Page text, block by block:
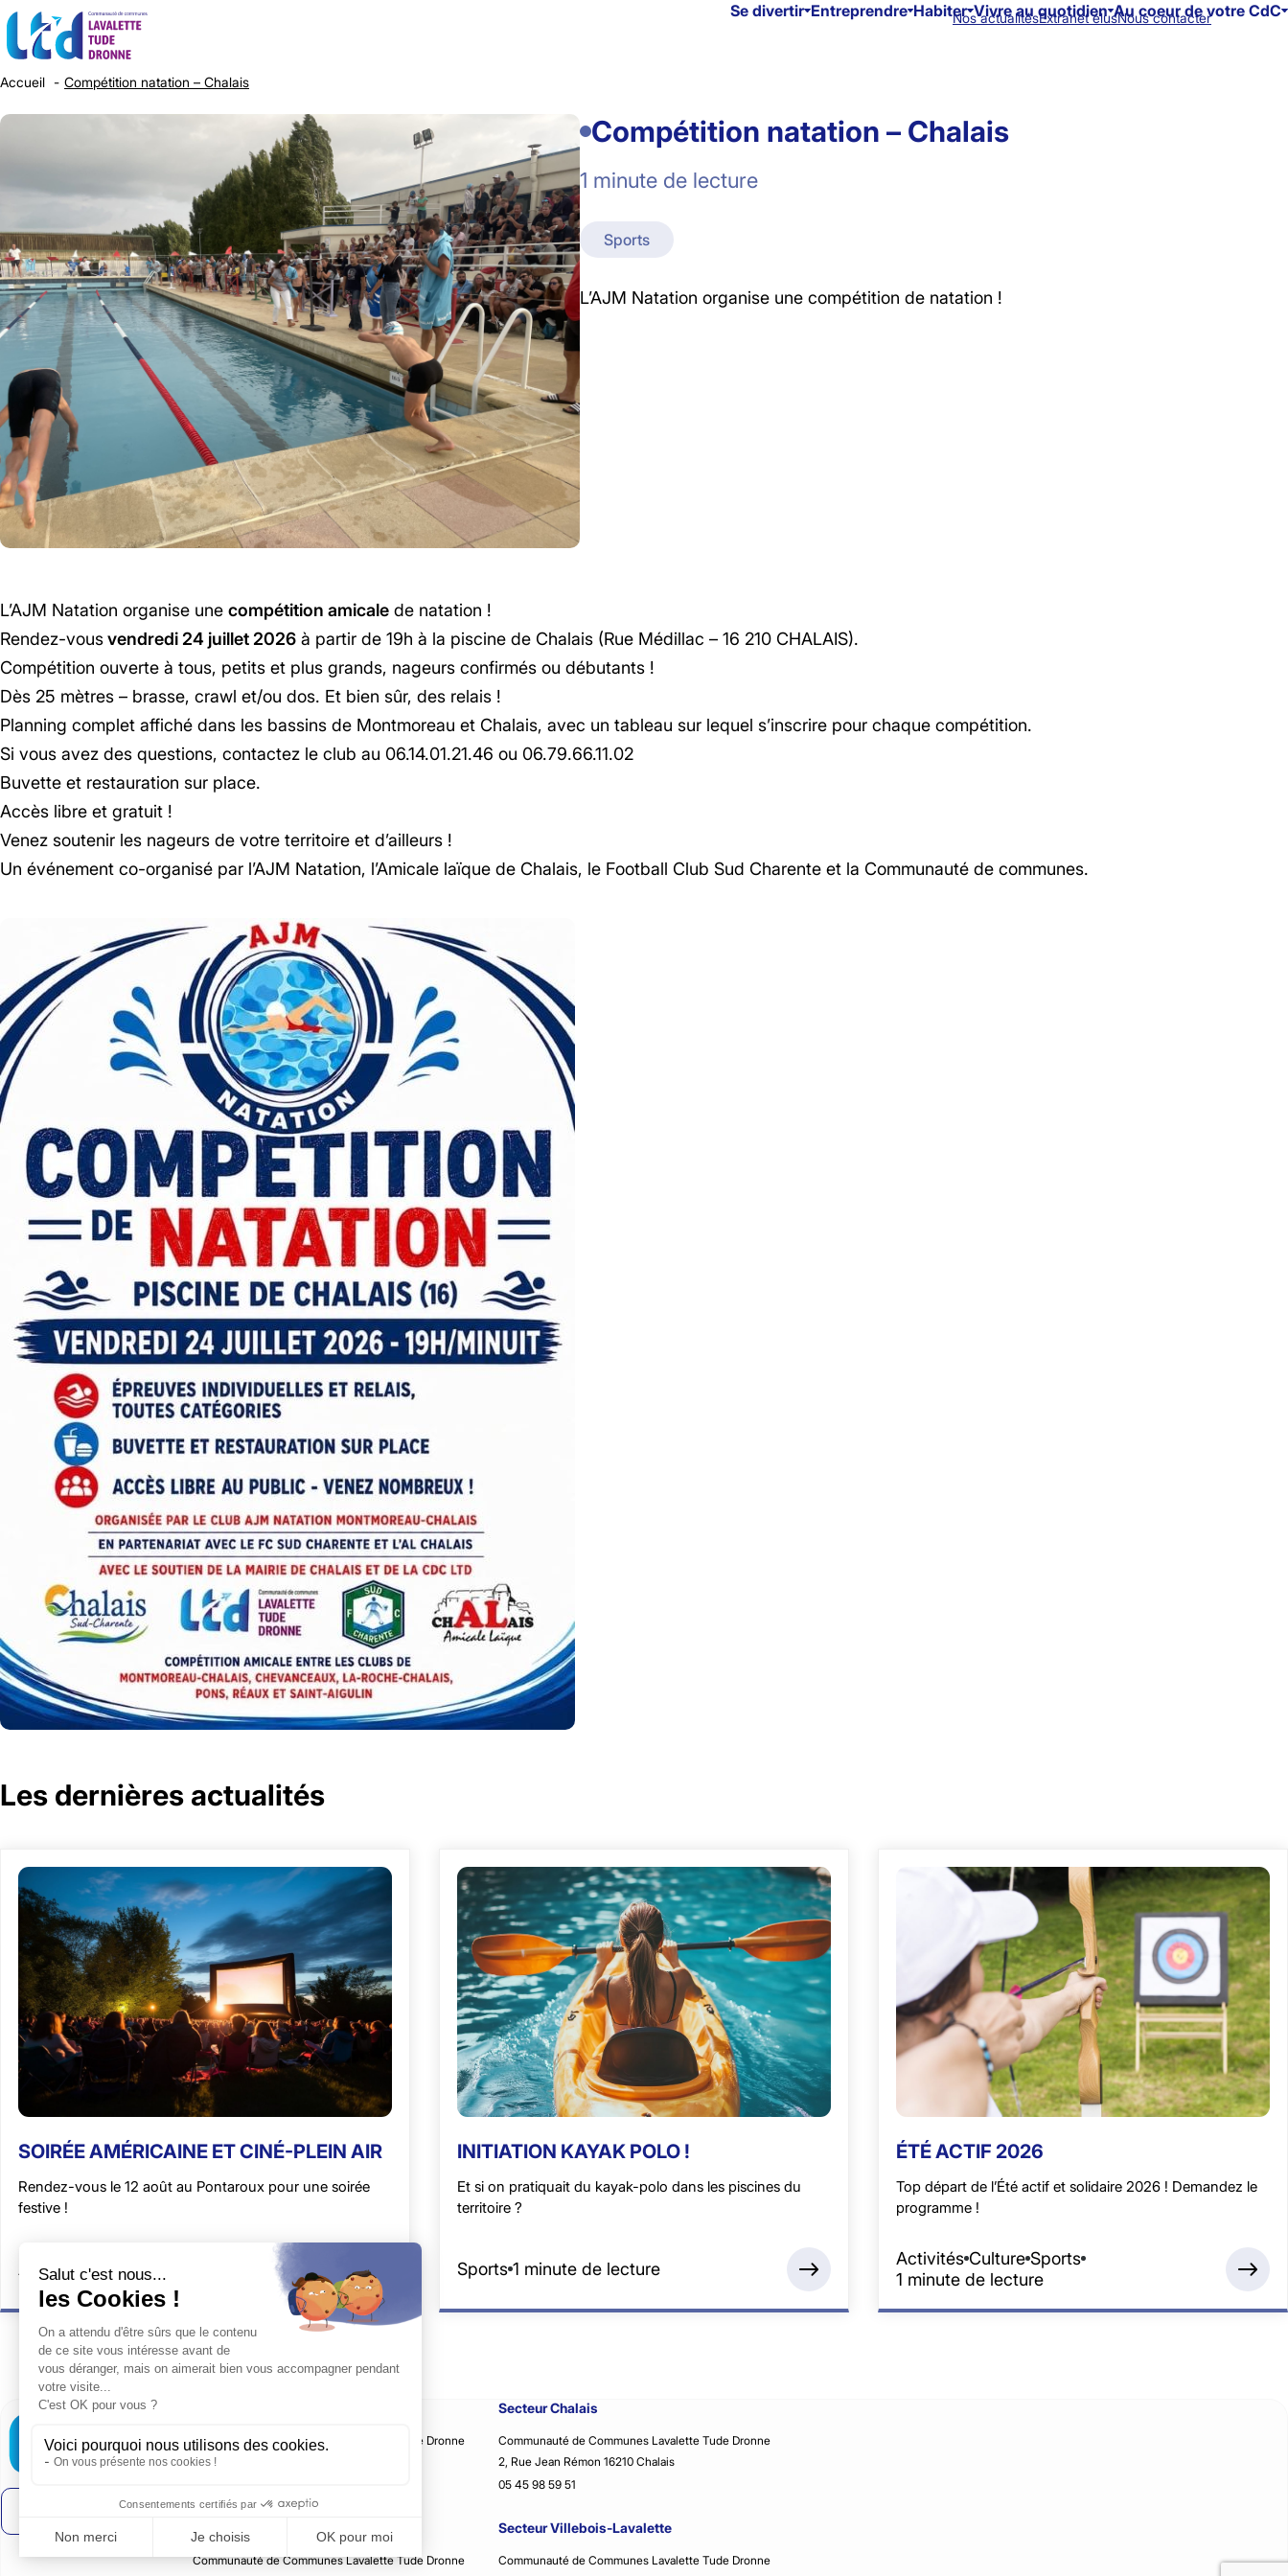
Nos actualitésExtranet élusNous contacter
Se divertir Entreprendre Habiter Vivre au quotidien Au coeur de votre CdC
Accueil Compétition natation – Chalais
Compétition natation – Chalais
1 minute de lecture
Sports
L’AJM Natation organise une compétition de natation !
L’AJM Natation organise une compétition amicale de natation !
Rendez-vousvendredi 24 juillet 2026 à partir de 19h à la piscine de Chalais (Rue Médillac – 16 210 CHALAIS).
Compétition ouverte à tous, petits et plus grands, nageurs confirmés ou débutants !
Dès 25 mètres – brasse, crawl et/ou dos. Et bien sûr, des relais !
Planning complet affiché dans les bassins de Montmoreau et Chalais, avec un tableau sur lequel s’inscrire pour chaque compétition.
Si vous avez des questions, contactez le club au 06.14.01.21.46 ou 06.79.66.11.02
Buvette et restauration sur place.
Accès libre et gratuit !
Venez soutenir les nageurs de votre territoire et d’ailleurs !
Un événement co-organisé par l’AJM Natation, l’Amicale laïque de Chalais, le Football Club Sud Charente et la Communauté de communes.
Les dernières actualités
SOIRÉE AMÉRICAINE ET CINÉ-PLEIN AIR
Rendez-vous le 12 août au Pontaroux pour une soirée
festive !
Activités Culture 1 minute de lecture
INITIATION KAYAK POLO !
Et si on pratiquait du kayak-polo dans les piscines du
territoire ?
Sports 1 minute de lecture
ÉTÉ ACTIF 2026
Top départ de l’Été actif et solidaire 2026 ! Demandez le
programme !
Activités Culture Sports
1 minute de lecture
Communauté de Communes Lavalette Tude Dronne
16, Rue du Périgord 16390 Saint-Séverin
Secteur Chalais
Communauté de Communes Lavalette Tude Dronne
2, Rue Jean Rémon 16210 Chalais
05 45 98 59 51
Communauté de Communes Lavalette Tude Dronne
Secteur Villebois-Lavalette
Communauté de Communes Lavalette Tude Dronne